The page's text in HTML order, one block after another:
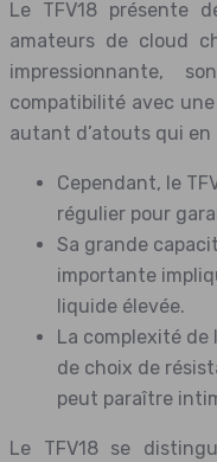
Le TFV18 présente
amateurs de cloud
impressionnante,
compatibilité avec
autant d’atouts qui
Cependant, le
régulier pour
Sa grande
importante
liquide élevée.
La complexité de
de choix de
peut paraître
Le TFV18 se